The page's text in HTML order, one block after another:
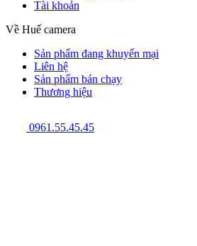
Tài khoản
Về Huế camera
Sản phẩm đang khuyến mại
Liên hệ
Sản phẩm bán chạy
Thương hiệu
0961.55.45.45